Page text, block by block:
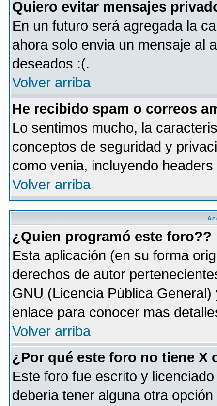
Quiero evitar mensajes
En un futuro será agregada la
ahora solo envia un mensaje al
deseados :(.
Volver arriba
He recibido spam o correos
Lo sentimos mucho, la
conceptos de seguridad y
como venia, incluyendo
Volver arriba
¿Quien programó este foro??
Esta aplicación (en su forma
derechos de autor
GNU (Licencia Pública
enlace para conocer mas
Volver arriba
¿Por qué este foro no tiene X
Este foro fue escrito y
deberia tener alguna otra